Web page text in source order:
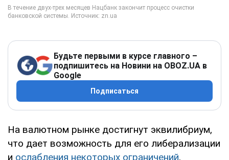
Будьте первыми в курсе главного –
подпишитесь на Новини на OBOZ.UA в
Google
Подписаться
На валютном рынке достигнут эквилибриум,
что дает возможность для его либерализации
и ослабления некоторых ограничений.